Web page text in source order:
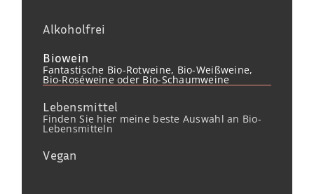
Alkoholfrei
Biowein
Fantastische Bio-Rotweine, Bio-Weißweine,
Bio-Roséweine oder Bio-Schaumweine
Lebensmittel
Finden Sie hier meine beste Auswahl an Bio-
Lebensmitteln
Vegan